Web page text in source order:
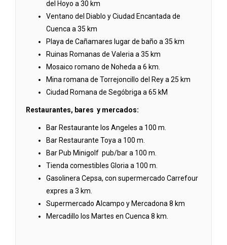
del Hoyo a 30 km
Ventano del Diablo y Ciudad Encantada de
Cuenca a 35 km
Playa de Cañamares lugar de baño a 35 km
Ruinas Romanas de Valeria a 35 km
Mosaico romano de Noheda a 6 km.
Mina romana de Torrejoncillo del Rey a 25 km
Ciudad Romana de Segóbriga a 65 kM
Restaurantes, bares y mercados:
Bar Restaurante los Angeles a 100 m.
Bar Restaurante Toya a 100 m.
Bar Pub Minigolf pub/bar a 100 m.
Tienda comestibles Gloria a 100 m.
Gasolinera Cepsa, con supermercado Carrefour
expres a 3 km.
Supermercado Alcampo y Mercadona 8 km
Mercadillo los Martes en Cuenca 8 km.